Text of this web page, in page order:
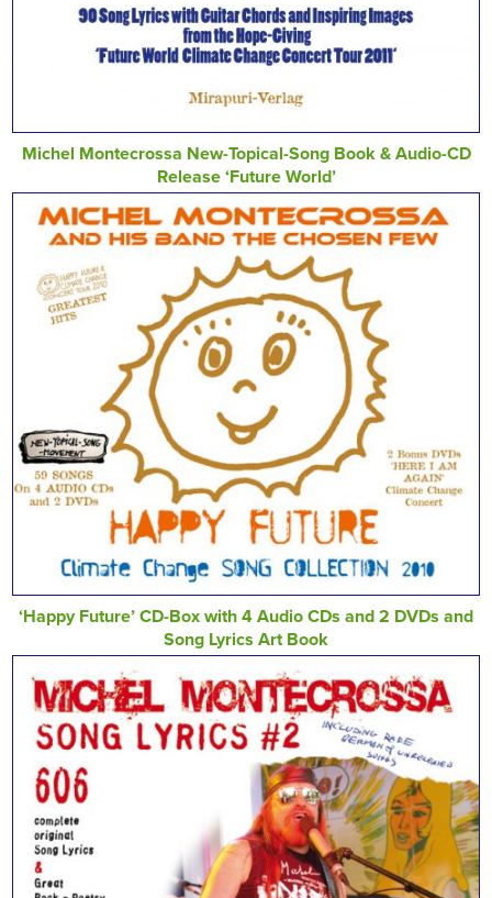
Michel Montecrossa New-Topical-Song Book & Audio-CD
Release ‘Future World’
‘Happy Future’ CD-Box with 4 Audio CDs and 2 DVDs and
Song Lyrics Art Book